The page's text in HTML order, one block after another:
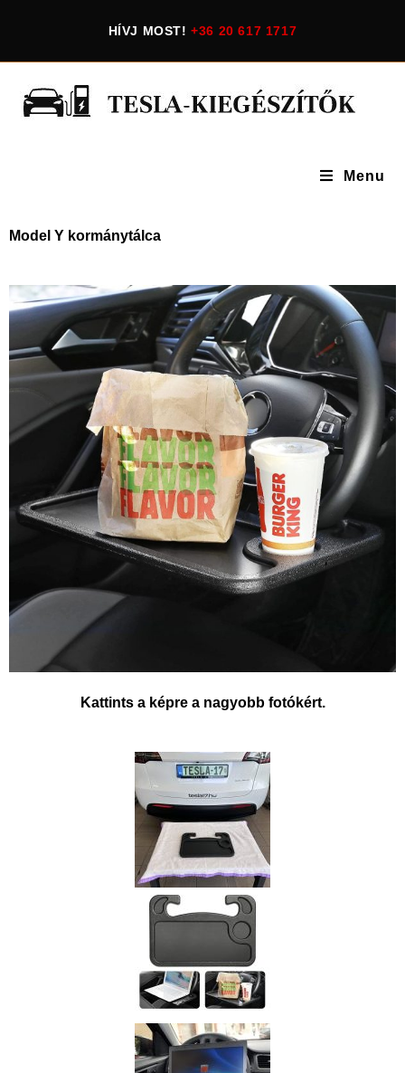
HÍVJ MOST!+36 20 617 1717
Menu
Model Y kormánytálca
Kattints a képre a nagyobb fotókért.